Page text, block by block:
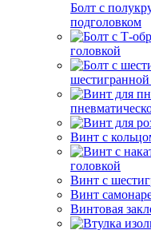
Болт с
подголовком
головкой
шестигранной
Винт с
головкой
Винт с
Винт
Винтовая